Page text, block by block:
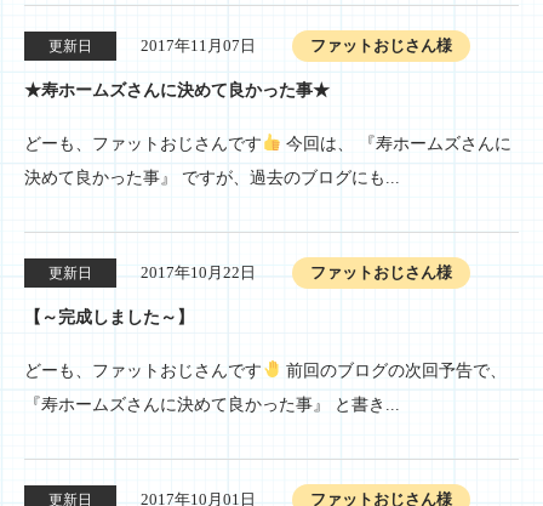
更新日 2017年11月07日 ファットおじさん様
★寿ホームズさんに決めて良かった事★
どーも、ファットおじさんです
今回は、 『寿ホームズさんに
決めて良かった事』 ですが、過去のブログにも...
更新日 2017年10月22日 ファットおじさん様
【～完成しました～】
どーも、ファットおじさんです
前回のブログの次回予告で、
『寿ホームズさんに決めて良かった事』 と書き...
更新日 2017年10月01日 ファットおじさん様